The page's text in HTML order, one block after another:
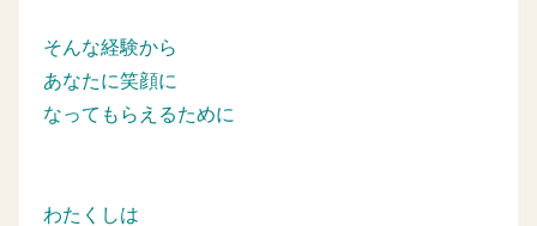
そんな経験から
あなたに笑顔に
なってもらえるために
わたくしは